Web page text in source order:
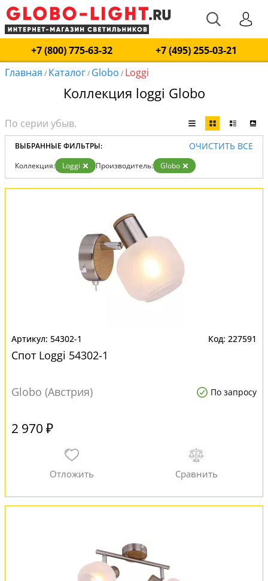
+7 (800) 775-63-32
+7 (495) 255-03-21
Главная / Каталог/ Globo / Loggi
Коллекция loggi Globo
ВЫБРАННЫЕ ФИЛЬТРЫ: ОЧИСТИТЬ ВСЕ
Коллекция: Loggi Производитель: Globo
54302-1 227591
Спот Loggi 54302-1
Globo (Австрия) По запросу
2 970 ₽